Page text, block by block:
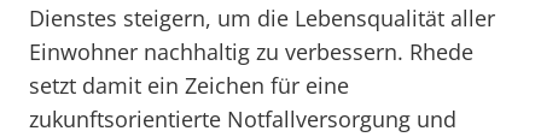
Dienstes steigern, um die Lebensqualität aller
Einwohner nachhaltig zu verbessern. Rhede
setzt damit ein Zeichen für eine
zukunftsorientierte Notfallversorgung und